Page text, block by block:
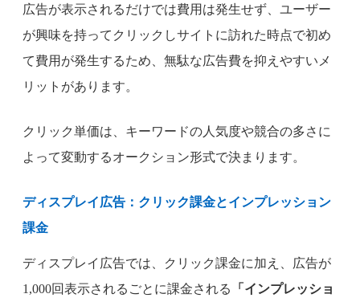
広告が表示されるだけでは費用は発生せず、ユーザー
が興味を持ってクリックしサイトに訪れた時点で初め
て費用が発生するため、無駄な広告費を抑えやすいメ
リットがあります。
クリック単価は、キーワードの人気度や競合の多さに
よって変動するオークション形式で決まります。
ディスプレイ広告：クリック課金とインプレッション
課金
ディスプレイ広告では、クリック課金に加え、広告が
1,000回表示されるごとに課金される
「インプレッショ